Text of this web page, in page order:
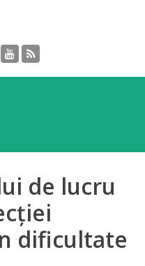
de lucru
dificultate